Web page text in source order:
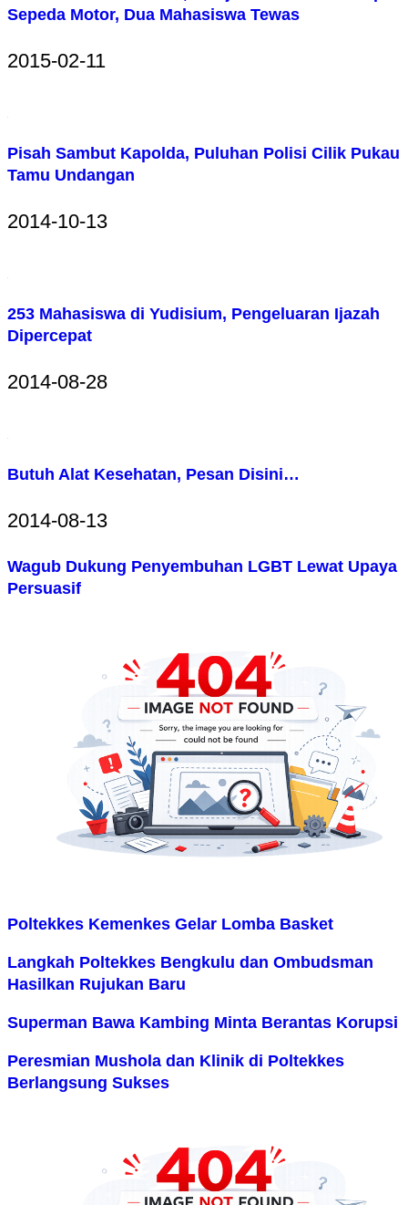
Sepeda Motor, Dua Mahasiswa Tewas
2015-02-11
Pisah Sambut Kapolda, Puluhan Polisi Cilik Pukau
Tamu Undangan
2014-10-13
253 Mahasiswa di Yudisium, Pengeluaran Ijazah
Dipercepat
2014-08-28
Butuh Alat Kesehatan, Pesan Disini…
2014-08-13
Wagub Dukung Penyembuhan LGBT Lewat Upaya
Persuasif
Poltekkes Kemenkes Gelar Lomba Basket
Langkah Poltekkes Bengkulu dan Ombudsman
Hasilkan Rujukan Baru
Superman Bawa Kambing Minta Berantas Korupsi
Peresmian Mushola dan Klinik di Poltekkes
Berlangsung Sukses